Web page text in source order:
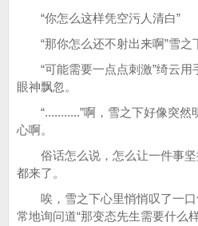
“你怎么这样凭空污人清白”
“那你怎么还不射出来啊”雪之
“可能需要一点点刺激”绮云用
眼神飘忽。
“...........”啊，雪之下好像突然
心啊。
俗话怎么说，怎么让一件事坚
都来了。
唉，雪之下心里悄悄叹了一口
常地询问道“那变态先生需要什么